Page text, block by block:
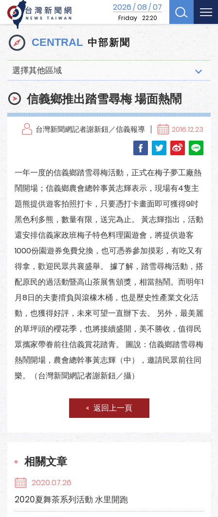
2026/08/07
Friday 22:20
CENTRAL 中部新聞
選擇其他區域
信義鄉推出踏雪尋梅 場面熱鬧
台灣新聞網記者謝新鈕／信義報導 2016.12.23
一年一度的信義鄉踏雪尋梅活動，正式在梅子夢工廠熱
鬧開場；信義鄉農會總幹事黃志輝表示，現場有4隻主
題熊提供遊客拍照打卡，只要憑打卡畫面即可獲得9吋
黑色利多熊，數量有限，送完為止。 黃志輝指出，活動
還安排信義家政班梅子特色料理園遊會，將提供遊客
1000份園遊券免費兌換，也可憑券參加摸彩，有吃又有
得拿，歡迎民眾共襄盛舉。 據了解，踏雪尋梅活動，搭
配原民的過活動暨高山茶展售頒獎，相當熱鬧。而明年1
月8日的夫妻揹負與滾橡木桶，也是歷史性產業文化活
動，也獲得好評，未來可望一直辦下去。 另外，最美麗
的草坪頭的櫻花季，也將接續盛開，美不勝收，值得民
眾攜家帶眷前往信義賞花踏青。 圖說：信義鄉踏雪尋梅
熱鬧開場，農會總幹事黃志輝（中），邀請民眾前往同
樂。（台灣新聞網記者謝新鈕／攝）
返回上一頁
相關文章
2020.07.26
2020夏舞茶系列活動 水里開跑